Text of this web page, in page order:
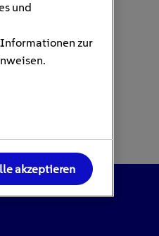
und
zur
akzeptieren